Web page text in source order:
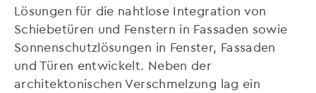
Lösungen für die nahtlose Integration von
Schiebetüren und Fenstern in Fassaden sowie
Sonnenschutzlösungen in Fenster, Fassaden
und Türen entwickelt. Neben der
architektonischen Verschmelzung lag ein